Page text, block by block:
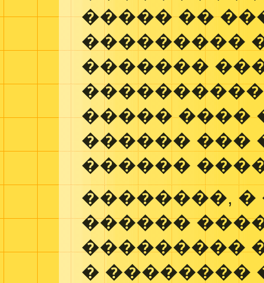
����� ��
���������
�������
����� ����
������ ���
������
��������, �
������
���������
� ��������